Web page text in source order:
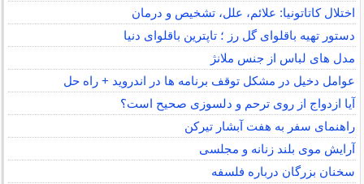
اختلال کاتاتونیا: علائم، علل، تشخیص و درمان
دستور تهیه باقلوای گل رز ؛ تاپترین باقلوای دنیا
مدل های لباس از جنس ملانژ
عوامل دخیل در مشکل توقف برنامه ها در اندروید + راه حل
آیا ازدواج از روی ترحم و دلسوزی صحیح است؟
راهنمای سفر به هفت آبشار تیرکن
آرایش موی بلند زنانه و مجلسی
سخنان بزرگان درباره فلسفه